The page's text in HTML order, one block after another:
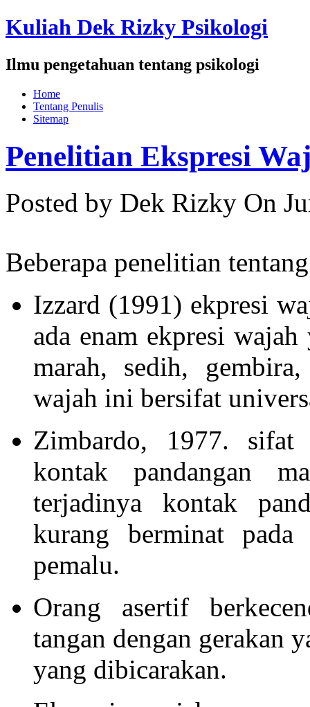
Kuliah Dek Rizky Psikologi
Ilmu pengetahuan tentang psikologi
Home
Tentang Penulis
Sitemap
Penelitian Ekspresi
Posted by Dek Rizky On
Beberapa penelitian
Izzard (1991) ekpresi
ada enam ekpresi
marah, sedih,
wajah ini bersifat
Zimbardo, 1977.
kontak pandangan
terjadinya kontak
kurang berminat pada
pemalu.
Orang asertif
tangan dengan gerakan
yang dibicarakan.